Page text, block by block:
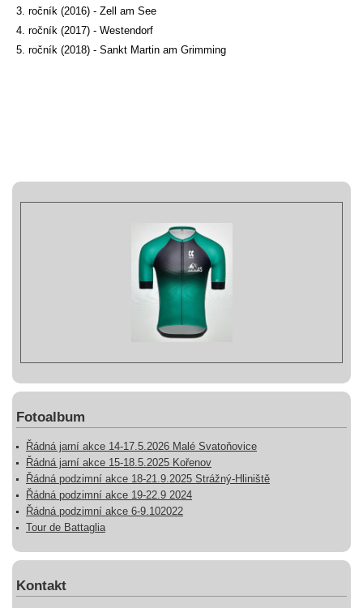
3. ročník (2016) - Zell am See
4. ročník (2017) - Westendorf
5. ročník (2018) - Sankt Martin am Grimming
Fotoalbum
Řádná jarní akce 14-17.5.2026 Malé Svatoňovice
Řádná jarní akce 15-18.5.2025 Kořenov
Řádná podzimní akce 18-21.9.2025 Strážný-Hliniště
Řádná podzimní akce 19-22.9 2024
Řádná podzimní akce 6-9.102022
Tour de Battaglia
Kontakt